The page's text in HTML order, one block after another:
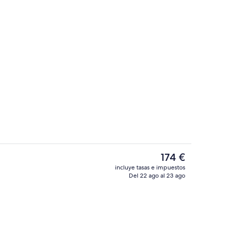
1 dormitorio, caja fuerte, tabla de
El
precio
actual
174 €
incluye tasas e impuestos
Del 22 ago al 23 ago